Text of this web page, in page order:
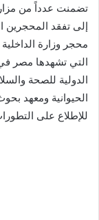
تضمنت عدداً من
إلى تفقد المحجرين
محجر وزارة
التي تشهدها مصر في
الدولية للصحة
الحيوانية ومعهد
للإطلاع على